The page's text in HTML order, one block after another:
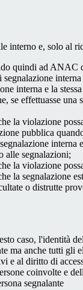
e, solo al
quindi ad ANAC
interna e la
se effettuasse
la violazione
pubblica
alle segnalazioni;
la violazione
la segnalazione
o distrutte
caso, l'identità
ma anche tutti gli
e al diritto di
coinvolte e
segnalante